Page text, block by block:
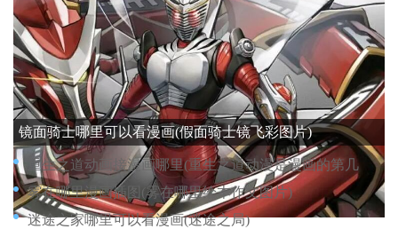
邪恶力量漫画哪里有(邪恶力量动漫资源)
追逐时间漫画哪里有(追逐时间漫画百度网盘)
雄兵连漫画哪里可以看(雄兵连在哪个平台可以全部看)
镜面骑士哪里可以看漫画(假面骑士镜飞彩图片)
重生之道动画接漫画哪里(重生之道动漫是漫画的第几话)
雾在哪里漫画插图(雾在哪里绘本作文图片)
迷途之家哪里可以看漫画(迷途之局)